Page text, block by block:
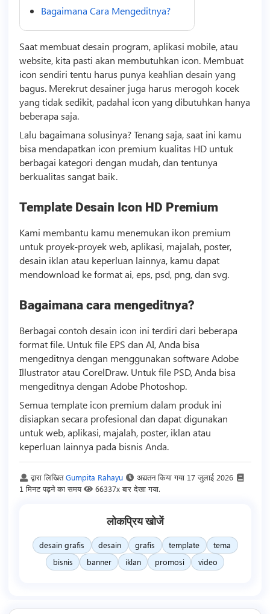
Bagaimana Cara Mengeditnya?
Saat membuat desain program, aplikasi mobile, atau
website, kita pasti akan membutuhkan icon. Membuat
icon sendiri tentu harus punya keahlian desain yang
bagus. Merekrut desainer juga harus merogoh kocek
yang tidak sedikit, padahal icon yang dibutuhkan hanya
beberapa saja.
Lalu bagaimana solusinya? Tenang saja, saat ini kamu
bisa mendapatkan icon premium kualitas HD untuk
berbagai kategori dengan mudah, dan tentunya
berkualitas sangat baik.
TemplateDesain Icon HD Premium
Kami membantu kamu menemukan ikon premium
untuk proyek-proyek web, aplikasi, majalah, poster,
desain iklan atau keperluan lainnya, kamu dapat
mendownload ke format ai, eps, psd, png, dan svg.
Bagaimana cara mengeditnya?
Berbagai contoh desain icon ini terdiri dari beberapa
format file. Untuk file EPS dan AI, Anda bisa
mengeditnya dengan menggunakan software Adobe
Illustrator atau CorelDraw. Untuk file PSD, Anda bisa
mengeditnya dengan Adobe Photoshop.
Semua templateicon premium dalam produk ini
disiapkan secara profesional dan dapat digunakan
untuk web, aplikasi, majalah, poster, iklan atau
keperluan lainnya pada bisnis Anda.
द्वारा लिखितGumpita Rahayu अद्यतन किया गया 17 जुलाई 2026
1 मिनट पढ़ने का समय
66337x बार देखा गया.
लोकप्रिय खोजें
desain grafis desain grafis template
tema
bisnis
banner iklan promosi video